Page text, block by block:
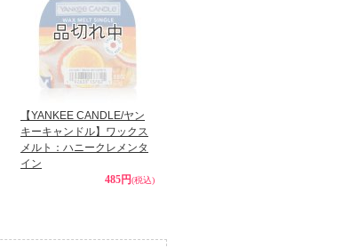
【YANKEE CANDLE/ヤン
キーキャンドル】ワックス
メルト：ハニークレメンタ
イン
485円(税込)